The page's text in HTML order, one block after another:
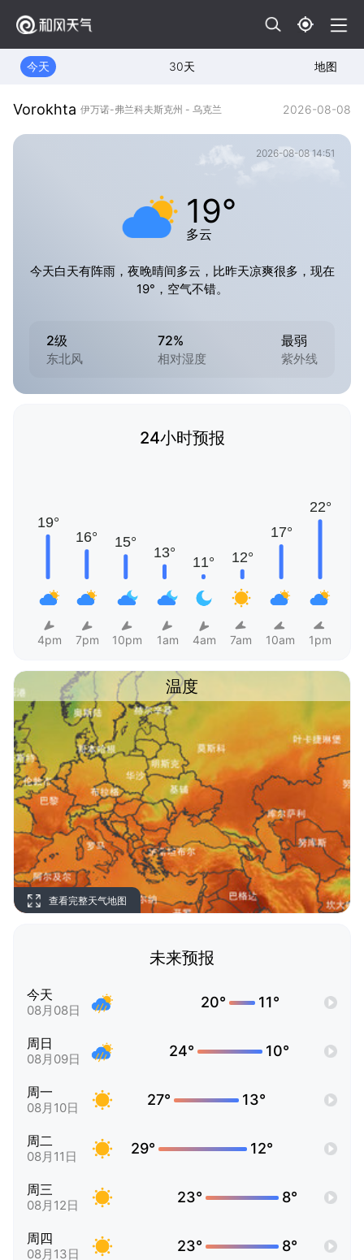
今天 30天 地图
Vorokhta 伊万诺-弗兰科夫斯克州 - 乌克兰 2026-08-08
2026-08-08 14:51
19°
多云
今天白天有阵雨，夜晚晴间多云，比昨天凉爽很多，现在
19°，空气不错。
2级
东北风
72%
相对湿度
最弱
紫外线
24小时预报
4pm 7pm 10pm 1am 4am 7am 10am 1pm
温度
查看完整天气地图
未来预报
今天
08月08日 20° 11°
周日
08月09日 24° 10°
周一
08月10日 27° 13°
周二
08月11日 29° 12°
周三
08月12日 23° 8°
周四
08月13日 23° 8°